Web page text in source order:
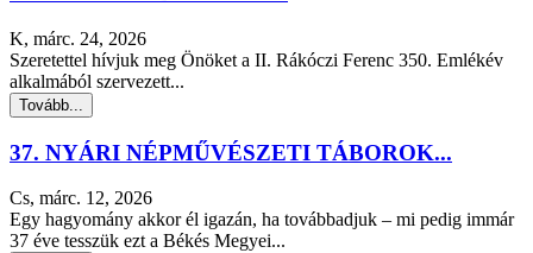
K, márc. 24, 2026
Szeretettel hívjuk meg Önöket a II. Rákóczi Ferenc 350. Emlékév
alkalmából szervezett...
Tovább...
37. NYÁRI NÉPMŰVÉSZETI TÁBOROK...
Cs, márc. 12, 2026
Egy hagyomány akkor él igazán, ha továbbadjuk – mi pedig immár
37 éve tesszük ezt a Békés Megyei...